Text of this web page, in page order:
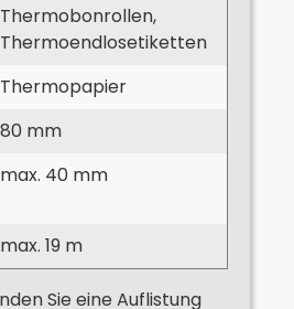
Thermobonrollen,
Thermoendlosetiketten
Thermopapier
80 mm
max. 40 mm
max. 19 m
Sie eine Auflistung